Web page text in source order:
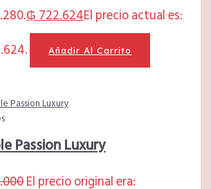
₲722.624El precio actual es:
Añadir Al Carrito
Passion Luxury
El precio original era: